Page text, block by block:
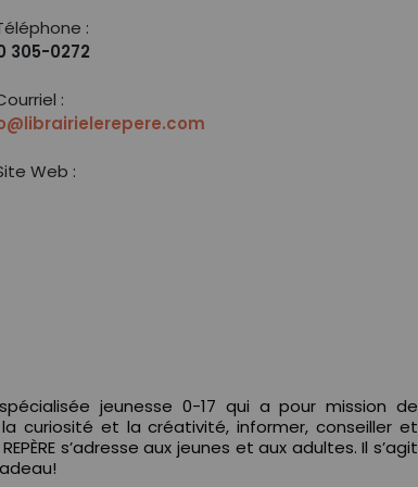
:
305-0272
:
Web :
jeunesse 0-17 qui a pour mission de
curiosité et la créativité, informer, conseiller et
s’adresse aux jeunes et aux adultes. Il s’agit